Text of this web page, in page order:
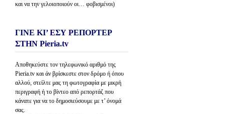
και να την γελοιοποιούν οι… φοβισμένοι)
ΓΙΝΕ ΚΙ’ ΕΣΥ ΡΕΠΟΡΤΕΡ
ΣΤΗΝ Pieria.tv
Αποθηκεύστε τον τηλεφωνικό αριθμό της
Pieria.tv και άν βρίσκεστε στον δρόμο ή όπου
αλλού, στείλτε μας τη φωτογραφία με μικρή
περιγραφή ή το βίντεο από ρεπορτάζ που
κάνατε για να το δημοσιεύσουμε με τ’ όνομά
σας.